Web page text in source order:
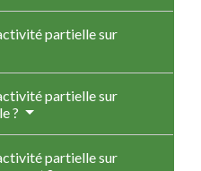
partielle sur
partielle sur
?
partielle sur